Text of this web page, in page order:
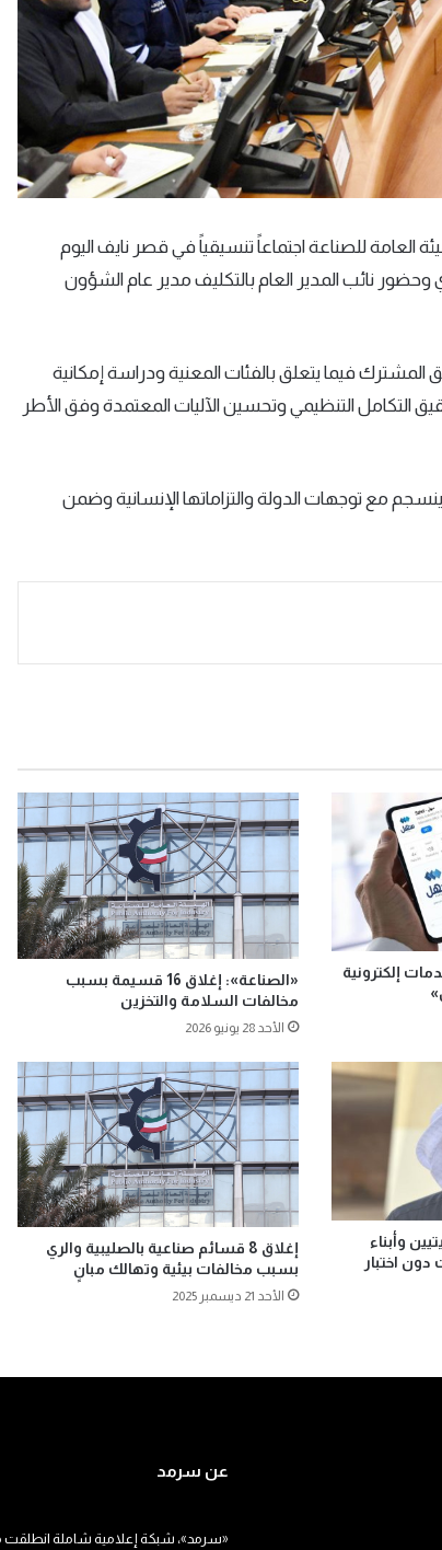
العامة للصناعة اجتماعاً تنسيقياً في قصر نايف اليوم
وحضور نائب المدير العام بالتكليف مدير عام الشؤون
فيما يتعلق بالفئات المعنية ودراسة إمكانية
التكامل التنظيمي وتحسين الآليات المعتمدة وفق الأطر
مع توجهات الدولة والتزاماتها الإنسانية وضمن
الصناعة» تضيف 5 خدمات إلكترونية
«الصناعة»: إغلاق 16 قسيمة بسبب
مخالفات السلامة والتخزين
الأحد 28 يونيو 2026
وأبناء
اختبار
إغلاق 8 قسائم صناعية بالصليبية والري
بسبب مخالفات بيئية وتهالك مبانٍ
الأحد 21 ديسمبر 2025
عن سرمد
«سرمد»، شبكة إعلامية شاملة انطلقت